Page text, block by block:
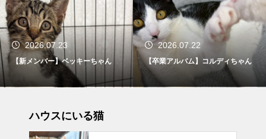
2026.07.23
【新メンバー】ベッキーちゃん
2026.07.22
【卒業アルバム】コルディちゃん
ハウスにいる猫